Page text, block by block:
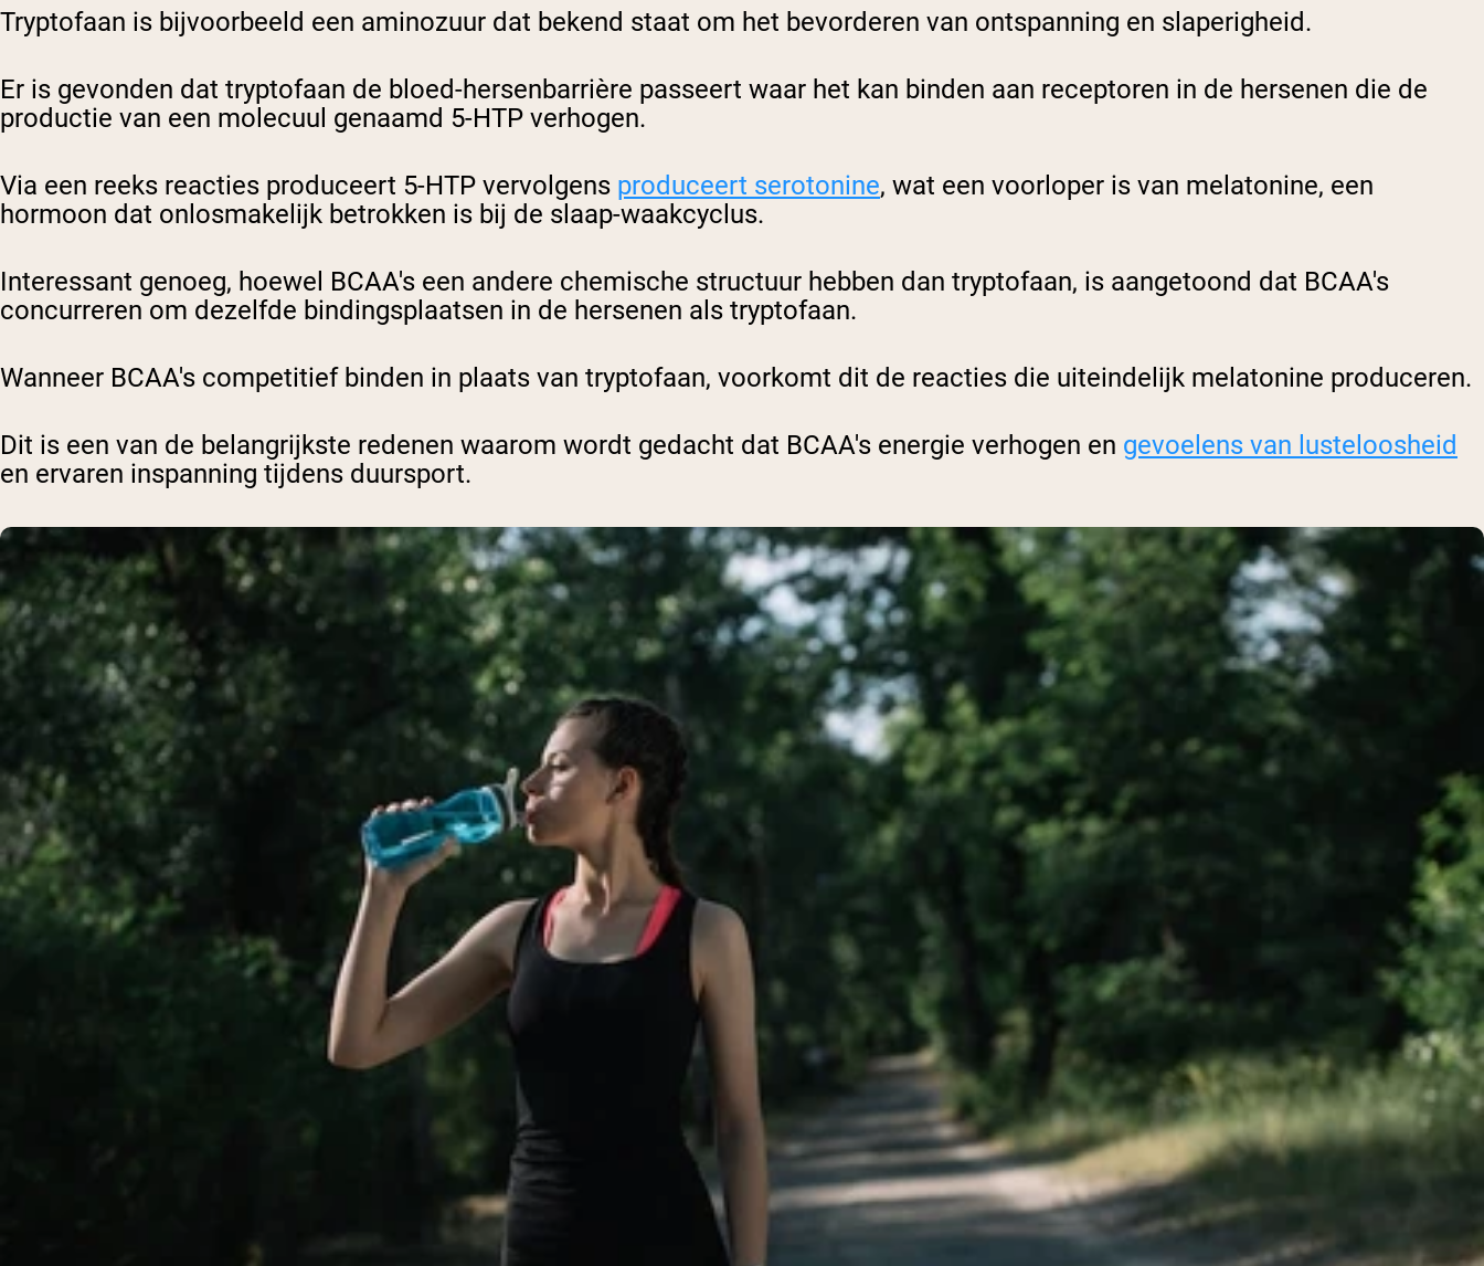
Tryptofaan is bijvoorbeeld een aminozuur dat bekend staat om het bevorderen van ontspanning en slaperigheid.
Er is gevonden dat tryptofaan de bloed-hersenbarrière passeert waar het kan binden aan receptoren in de hersenen die de
productie van een molecuul genaamd 5-HTP verhogen.
Via een reeks reacties produceert 5-HTP vervolgens produceert serotonine, wat een voorloper is van melatonine, een
hormoon dat onlosmakelijk betrokken is bij de slaap-waakcyclus.
Interessant genoeg, hoewel BCAA's een andere chemische structuur hebben dan tryptofaan, is aangetoond dat BCAA's
concurreren om dezelfde bindingsplaatsen in de hersenen als tryptofaan.
Wanneer BCAA's competitief binden in plaats van tryptofaan, voorkomt dit de reacties die uiteindelijk melatonine produceren.
Dit is een van de belangrijkste redenen waarom wordt gedacht dat BCAA's energie verhogen en gevoelens van lusteloosheid
en ervaren inspanning tijdens duursport.